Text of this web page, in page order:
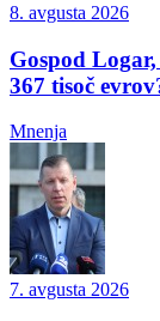
8. avgusta 2026
Gospod
367 tisoč
Mnenja
7. avgusta 2026